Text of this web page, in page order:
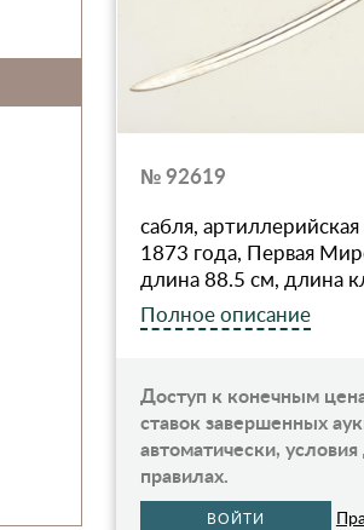
№ 92619
сабля,
1873 года, Первая
длина 88.5 см, длина
Полное описание
Доступ к конечным
ставок завершенных
автоматически,
правилах.
ВОЙТИ